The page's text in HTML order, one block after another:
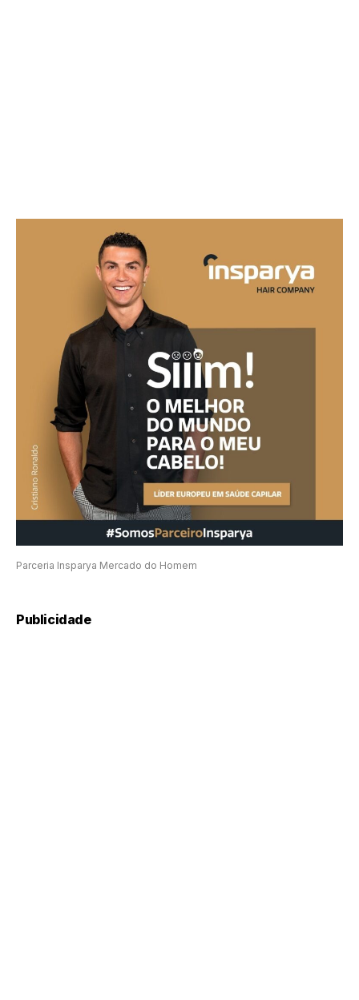
Parceria Insparya Mercado do Homem
Publicidade